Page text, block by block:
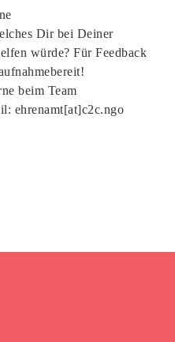
Dir bei Deiner
würde? Für Feedback
beim Team
ehrenamt[at]c2c.ngo